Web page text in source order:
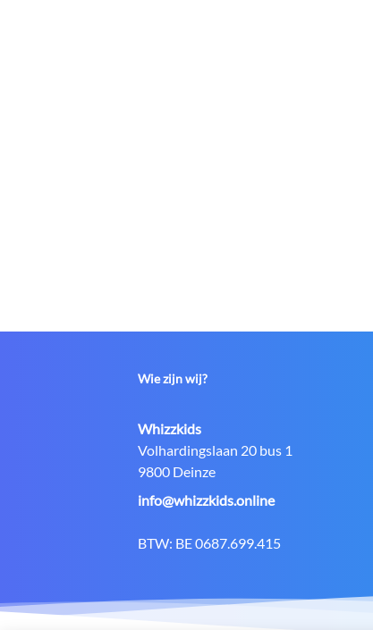
Wie zijn wij?
Contact:
Whizzkids
Adres:
Volhardingslaan 20 bus 1
9800 Deinze
E-
info@whizzkids.online
BTW: BE 0687.699.415